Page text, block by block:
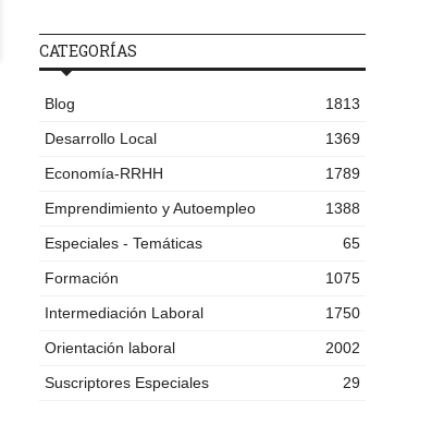
CATEGORÍAS
Blog
1813
Desarrollo Local
1369
Economía-RRHH
1789
Emprendimiento y Autoempleo
1388
Especiales - Temáticas
65
Formación
1075
Intermediación Laboral
1750
Orientación laboral
2002
Suscriptores Especiales
29